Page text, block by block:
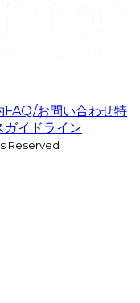
FAQ/お問い合わせ特
ガイドライン
Reserved